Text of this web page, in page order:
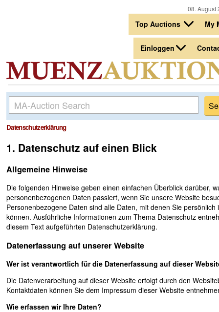
08.
Top Auctions My
Einloggen
Datenschutzerklärung
1. Datenschutz auf einen Blick
Allgemeine Hinweise
Die folgenden Hinweise geben einen einfachen Überblick darüber,
personenbezogenen Daten passiert, wenn Sie unsere Website
Personenbezogene Daten sind alle Daten, mit denen Sie persönlich
können. Ausführliche Informationen zum Thema Datenschutz
diesem Text aufgeführten Datenschutzerklärung.
Datenerfassung auf unserer Website
Wer ist verantwortlich für die Datenerfassung auf dieser
Die Datenverarbeitung auf dieser Website erfolgt durch den
Kontaktdaten können Sie dem Impressum dieser Website
Wie erfassen wir Ihre Daten?